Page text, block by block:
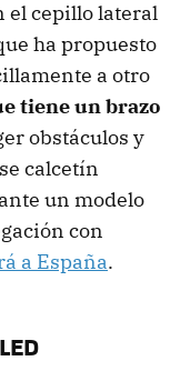
el cepillo lateral
ha propuesto
a otro
tiene un brazo
obstáculos y
calcetín
un modelo
con
a España.